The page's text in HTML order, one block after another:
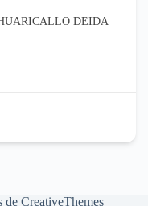
DEIDA
de CreativeThemes